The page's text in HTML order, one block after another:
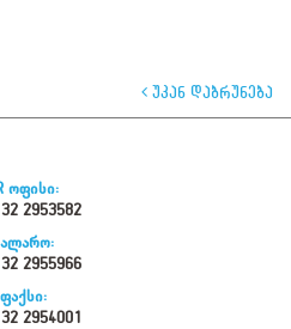
უკან დაბრუნება
ოფისი:
2953582
2955966
ფაქსი:
2954001